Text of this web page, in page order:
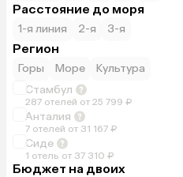
Расстояние до моря
1-я линия 2-я 3-я
Регион
Горы Море
Культура
Стамбул
287 отелей от 25 799 ₽
Анталия
7 отелей от 31 167 ₽
Сиде
1 отель от 37 310 ₽
Бюджет на двоих